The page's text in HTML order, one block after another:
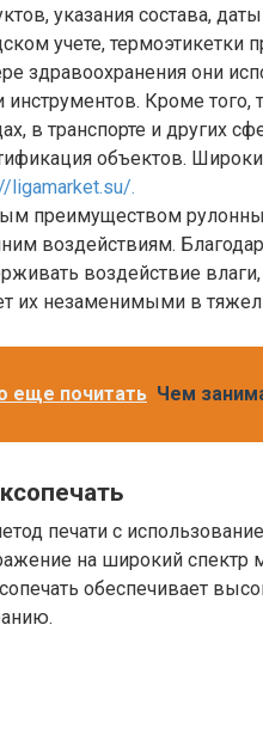
указания состава,
учете, термоэтикетки
здравоохранения они
инструментов. Кроме
в транспорте и других
объектов.
ligamarket.su/.
преимуществом рулонных
воздействиям.
воздействие
их незаменимыми в
еще почитать Чем
печати с
на широкий спектр
обеспечивает